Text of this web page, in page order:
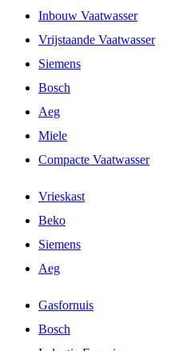
Inbouw Vaatwasser
Vrijstaande Vaatwasser
Siemens
Bosch
Aeg
Miele
Compacte Vaatwasser
Vrieskast
Beko
Siemens
Aeg
Gasfornuis
Bosch